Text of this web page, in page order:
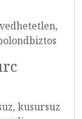
kusursuz